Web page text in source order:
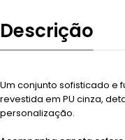
Descrição
Um conjunto sofisticado e
revestida em PU cinza,
personalização.